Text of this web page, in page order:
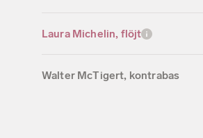
Laura Michelin, flöjt
Walter McTigert, kontrabas